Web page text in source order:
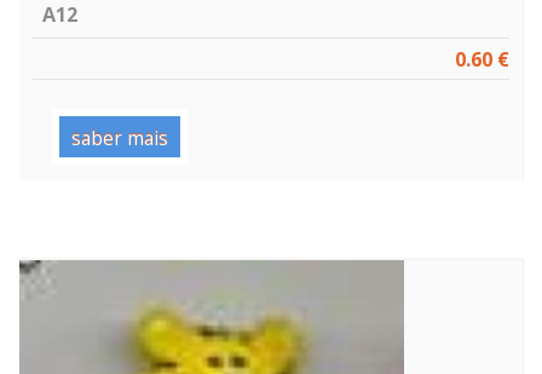
A12
0.60 €
saber mais